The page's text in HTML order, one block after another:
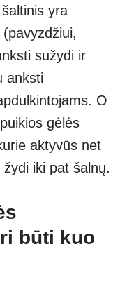
yra
sužydi ir
anksti
O
gėlės
aktyvūs net
iki pat šalnų.
būti kuo